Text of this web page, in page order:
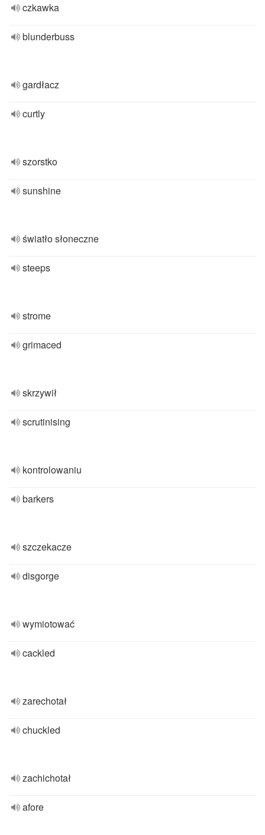
czkawka
blunderbuss
gardłacz
curtly
szorstko
sunshine
światło słoneczne
steeps
strome
grimaced
skrzywił
scrutinising
kontrolowaniu
barkers
szczekacze
disgorge
wymiotować
cackled
zarechotał
chuckled
zachichotał
afore